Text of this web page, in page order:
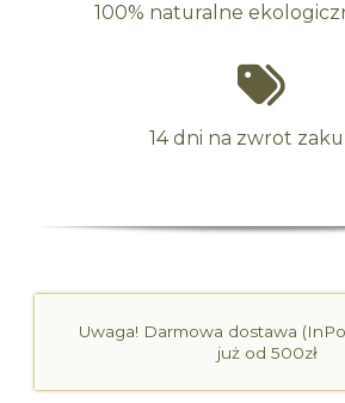
100% naturalne
14 dni na zwrot
Uwaga! Darmowa dostawa
już od 500zł